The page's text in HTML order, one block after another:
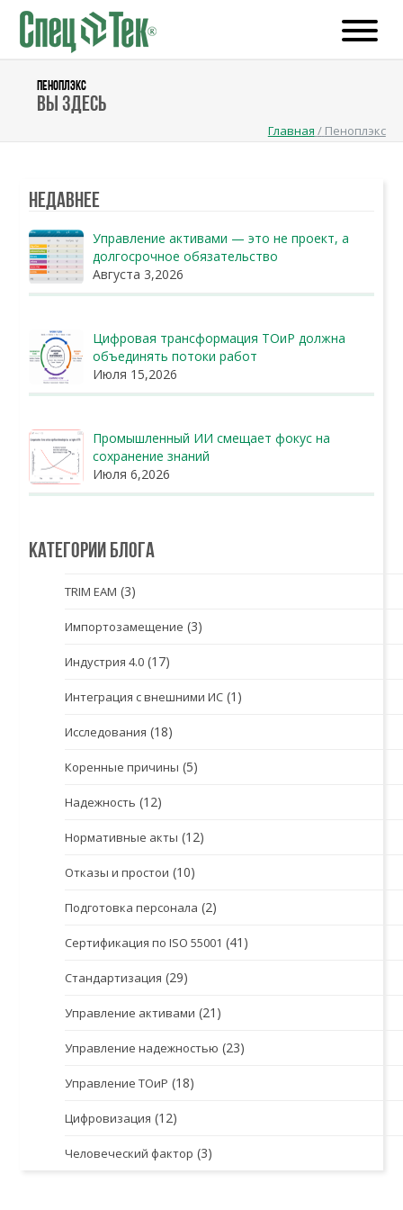
ПЕНОПЛЭКС
Вы здесь
Главная / Пеноплэкс
Недавнее
Управление активами — это не проект, а
долгосрочное обязательство
Августа 3,2026
Цифровая трансформация ТОиР должна
объединять потоки работ
Июля 15,2026
Промышленный ИИ смещает фокус на
сохранение знаний
Июля 6,2026
Категории блога
TRIM EAM (3)
Импортозамещение (3)
Индустрия 4.0 (17)
Интеграция с внешними ИС (1)
Исследования (18)
Коренные причины (5)
Надежность (12)
Нормативные акты (12)
Отказы и простои (10)
Подготовка персонала (2)
Сертификация по ISO 55001 (41)
Стандартизация (29)
Управление активами (21)
Управление надежностью (23)
Управление ТОиР (18)
Цифровизация (12)
Человеческий фактор (3)